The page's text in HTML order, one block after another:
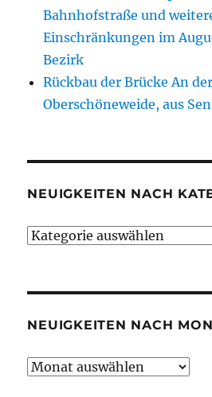
Bahnhofstraße und
Einschränkungen im
Bezirk
Rückbau der Brücke An
Oberschöneweide, aus
NEUIGKEITEN NACH
Neuigkeiten
NEUIGKEITEN NACH
Neuigkeiten